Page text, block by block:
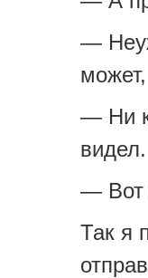
—
— Ни
видел.
— Вот
Так я